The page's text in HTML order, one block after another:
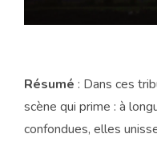
Résumé : Dans ces
scène qui prime : à
confondues, elles